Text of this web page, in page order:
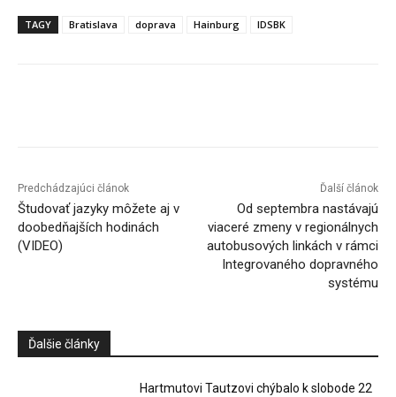
TAGY Bratislava doprava Hainburg IDSBK
Predchádzajúci článok
Študovať jazyky môžete aj v
doobedňajších hodinách
(VIDEO)
Ďalší článok
Od septembra nastávajú
viaceré zmeny v regionálnych
autobusových linkách v rámci
Integrovaného dopravného
systému
Ďalšie články
Hartmutovi Tautzovi chýbalo k slobode 22